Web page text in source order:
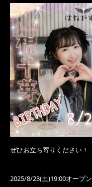
ぜひお立ち寄りください！
2025/8/23(土)19:00オープン